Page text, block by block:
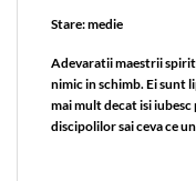
Stare: medie
Adevaratii maestrii
nimic in schimb. Ei sunt
mai mult decat isi
discipolilor sai ceva ce